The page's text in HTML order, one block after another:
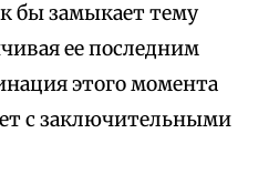
бы замыкает тему
ее последним
этого момента
с заключительными